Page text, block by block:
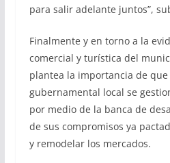
para salir adelante juntos”,
Finalmente y en torno a la
comercial y turística del
plantea la importancia de
gubernamental local se
por medio de la banca de
de sus compromisos ya
y remodelar los mercados.